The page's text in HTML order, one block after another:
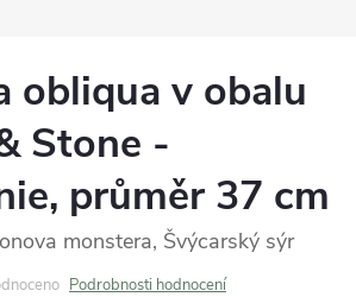
obliqua v obalu
Stone -
průměr 37 cm
monstera, Švýcarský sýr
Podrobnosti hodnocení